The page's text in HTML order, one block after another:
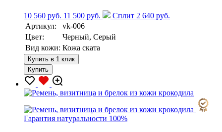
10 560 руб. 11 500 руб.
Сплит 2 640 руб.
Артикул:
vk-006
Цвет:
Черный, Серый
Вид кожи: Кожа ската
Купить в 1 клик
Купить
Гарантия натуральности 100%